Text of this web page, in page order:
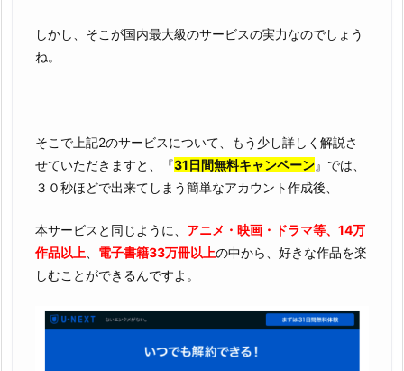
しかし、そこが国内最大級のサービスの実力なのでしょう
ね。
そこで上記2のサービスについて、もう少し詳しく解説さ
せていただきますと、『31日間無料キャンペーン』では、
３０秒ほどで出来てしまう簡単なアカウント作成後、
本サービスと同じように、 アニメ・映画・ドラマ等、14万
作品以上
電子書籍33万冊以上の中から、好きな作品を楽
しむことができるんですよ。